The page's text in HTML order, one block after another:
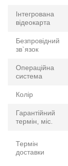
Інтегрована
відеокарта
Безпровідний
зв`язок
Операційна
система
Колір
Гарантійний
термін, міс.
Термін
доставки